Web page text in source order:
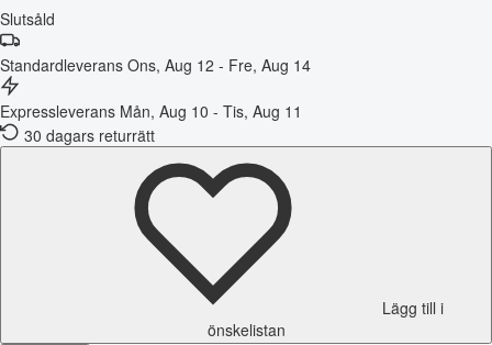
Slutsåld
Standardleverans Ons, Aug 12 - Fre, Aug 14
Expressleverans Mån, Aug 10 - Tis, Aug 11
30 dagars returrätt
Lägg till i
önskelistan